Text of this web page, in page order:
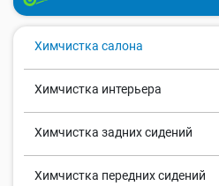
Химчистка салона
Химчистка интерьера
Химчистка задних сидений
Химчистка передних сидений